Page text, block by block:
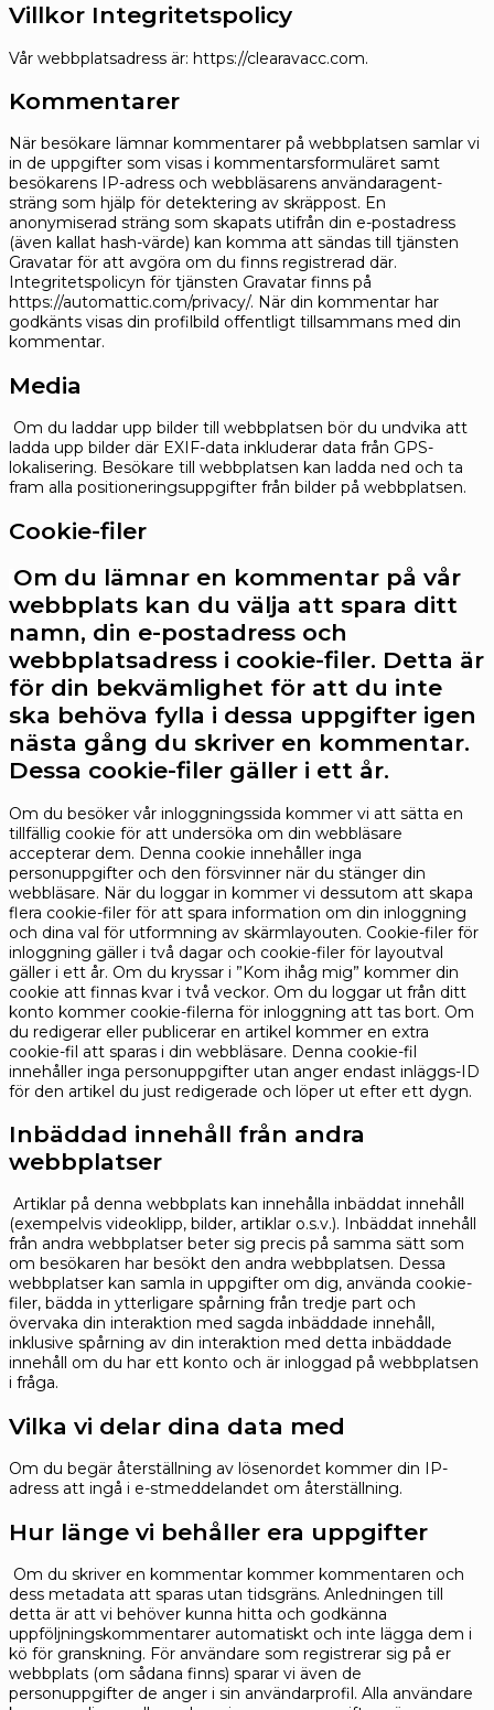
Villkor Integritetspolicy
Vår webbplatsadress är: https://clearavacc.com.
Kommentarer
När besökare lämnar kommentarer på webbplatsen samlar vi
in de uppgifter som visas i kommentarsformuläret samt
besökarens IP-adress och webbläsarens användaragent-
sträng som hjälp för detektering av skräppost. En
anonymiserad sträng som skapats utifrån din e-postadress
(även kallat hash-värde) kan komma att sändas till tjänsten
Gravatar för att avgöra om du finns registrerad där.
Integritetspolicyn för tjänsten Gravatar finns på
https://automattic.com/privacy/. När din kommentar har
godkänts visas din profilbild offentligt tillsammans med din
kommentar.
Media
Om du laddar upp bilder till webbplatsen bör du undvika att
ladda upp bilder där EXIF-data inkluderar data från GPS-
lokalisering. Besökare till webbplatsen kan ladda ned och ta
fram alla positioneringsuppgifter från bilder på webbplatsen.
Cookie-filer
Om du lämnar en kommentar på vår
webbplats kan du välja att spara ditt
namn, din e-postadress och
webbplatsadress i cookie-filer. Detta är
för din bekvämlighet för att du inte
ska behöva fylla i dessa uppgifter igen
nästa gång du skriver en kommentar.
Dessa cookie-filer gäller i ett år.
Om du besöker vår inloggningssida kommer vi att sätta en
tillfällig cookie för att undersöka om din webbläsare
accepterar dem. Denna cookie innehåller inga
personuppgifter och den försvinner när du stänger din
webbläsare. När du loggar in kommer vi dessutom att skapa
flera cookie-filer för att spara information om din inloggning
och dina val för utformning av skärmlayouten. Cookie-filer för
inloggning gäller i två dagar och cookie-filer för layoutval
gäller i ett år. Om du kryssar i ”Kom ihåg mig” kommer din
cookie att finnas kvar i två veckor. Om du loggar ut från ditt
konto kommer cookie-filerna för inloggning att tas bort. Om
du redigerar eller publicerar en artikel kommer en extra
cookie-fil att sparas i din webbläsare. Denna cookie-fil
innehåller inga personuppgifter utan anger endast inläggs-ID
för den artikel du just redigerade och löper ut efter ett dygn.
Inbäddad innehåll från andra
webbplatser
Artiklar på denna webbplats kan innehålla inbäddat innehåll
(exempelvis videoklipp, bilder, artiklar o.s.v.). Inbäddat innehåll
från andra webbplatser beter sig precis på samma sätt som
om besökaren har besökt den andra webbplatsen. Dessa
webbplatser kan samla in uppgifter om dig, använda cookie-
filer, bädda in ytterligare spårning från tredje part och
övervaka din interaktion med sagda inbäddade innehåll,
inklusive spårning av din interaktion med detta inbäddade
innehåll om du har ett konto och är inloggad på webbplatsen
i fråga.
Vilka vi delar dina data med
Om du begär återställning av lösenordet kommer din IP-
adress att ingå i e-stmeddelandet om återställning.
Hur länge vi behåller era uppgifter
Om du skriver en kommentar kommer kommentaren och
dess metadata att sparas utan tidsgräns. Anledningen till
detta är att vi behöver kunna hitta och godkänna
uppföljningskommentarer automatiskt och inte lägga dem i
kö för granskning. För användare som registrerar sig på er
webbplats (om sådana finns) sparar vi även de
personuppgifter de anger i sin användarprofil. Alla användare